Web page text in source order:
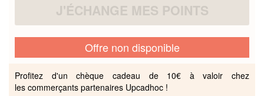
J'ÉCHANGE MES POINTS
Offre non disponible
Profitez d'un chèque cadeau de 10€ à valoir chez
les commerçants partenaires Upcadhoc !